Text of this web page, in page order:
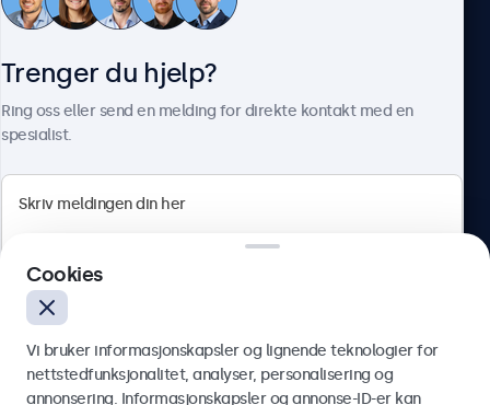
Kundeservice
Norsk
Trenger du hjelp?
Ring oss eller send en melding for direkte kontakt med en
spesialist.
Cookies
Vi bruker informasjonskapsler og lignende teknologier for
nettstedfunksjonalitet, analyser, personalisering og
annonsering. Informasjonskapsler og annonse-ID-er kan